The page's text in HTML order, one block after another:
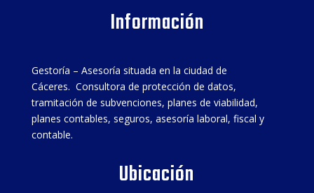
Información
Gestoría – Asesoría situada en la ciudad de
Cáceres. Consultora de protección de datos,
tramitación de subvenciones, planes de viabilidad,
planes contables, seguros, asesoría laboral, fiscal y
contable.
Ubicación